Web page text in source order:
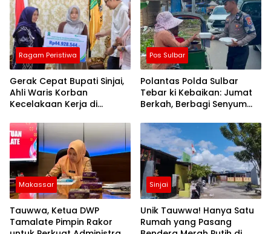
Ragam Peristiwa
Gerak Cepat Bupati Sinjai,
Ahli Waris Korban
Kecelakaan Kerja di
BPJS Ketenagakerjaan
Pos Sulbar
Polantas Polda Sulbar
Tebar ki Kebaikan: Jumat
Berkah, Berbagi Senyum
Makassar
Tauwwa, Ketua DWP
Tamalate Pimpin Rakor
Sinjai
Unik Tauwwa! Hanya Satu
Rumah yang Pasang